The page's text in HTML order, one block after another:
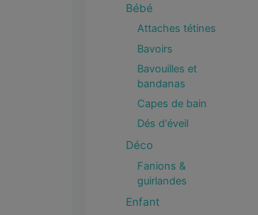
Bébé
Attaches tétines
Bavoirs
Bavouilles et
bandanas
Capes de bain
Dés d'éveil
Déco
Fanions &
guirlandes
Enfant